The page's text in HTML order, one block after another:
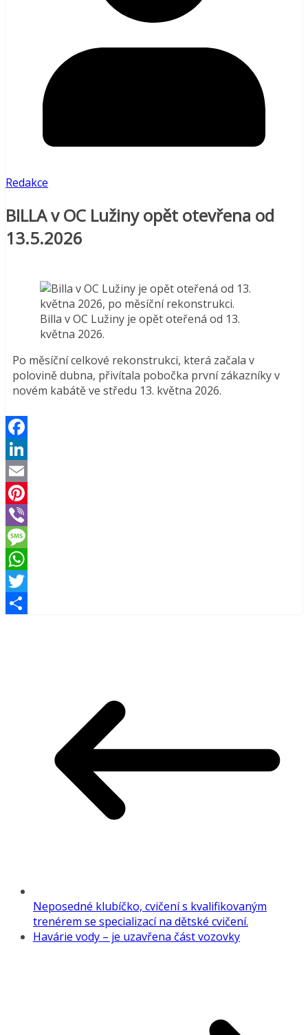
Redakce
BILLA v OC Lužiny opět otevřena od
13.5.2026
Billa v OC Lužiny je opět oteřená od 13.
května 2026.
Po měsíční celkové rekonstrukci, která začala v
polovině dubna, přivítala pobočka první zákazníky v
novém kabátě ve středu 13. května 2026.
Facebook
LinkedIn
Email
Pinterest
Viber
Message
WhatsApp
Twitter
Neposedné klubíčko, cvičení s kvalifikovaným
trenérem se specializací na dětské cvičení.
Havárie vody – je uzavřena část vozovky